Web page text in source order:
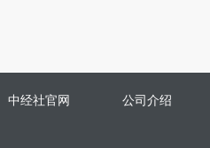
中经社官网 公司介绍